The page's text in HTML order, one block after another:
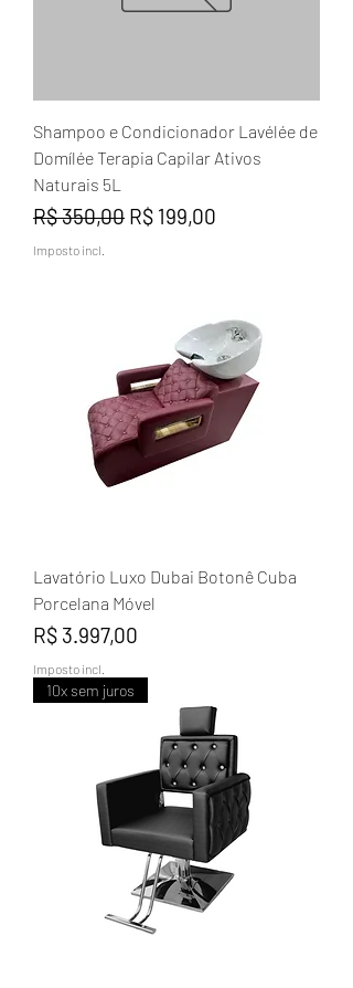
Shampoo e Condicionador Lavélée de
Domílée Terapia Capilar Ativos
Naturais 5L
Preço normal
R$ 350,00 Preço promocional
R$ 199,00
Imposto incl.
Lavatório Luxo Dubai Botonê Cuba
Porcelana Móvel
Preço
R$ 3.997,00
Imposto incl.
10x sem juros